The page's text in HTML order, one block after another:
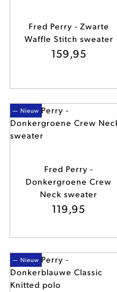
Fred Perry - Zwarte
Waffle Stitch sweater
159,95
— Nieuw
Fred Perry -
Donkergroene Crew
Neck sweater
119,95
— Nieuw